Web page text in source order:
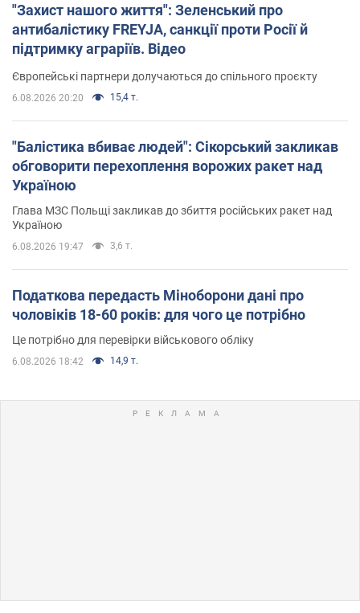
"Захист нашого життя": Зеленський про
антибалістику FREYJA, санкції проти Росії й
підтримку аграріїв. Відео
Європейські партнери долучаються до спільного проєкту
6.08.2026 20:20 15,4 т.
"Балістика вбиває людей": Сікорський закликав
обговорити перехоплення ворожих ракет над
Україною
Глава МЗС Польщі закликав до збиття російських ракет над
Україною
6.08.2026 19:47 3,6 т.
Податкова передасть Міноборони дані про
чоловіків 18-60 років: для чого це потрібно
Це потрібно для перевірки військового обліку
6.08.2026 18:42 14,9 т.